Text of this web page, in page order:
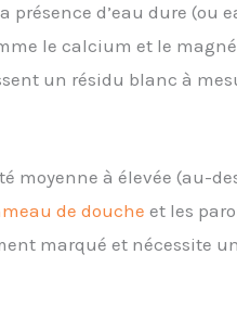
d’eau dure (ou
le calcium et le
un résidu blanc à
moyenne à élevée (au-
de douche et les
marqué et nécessite